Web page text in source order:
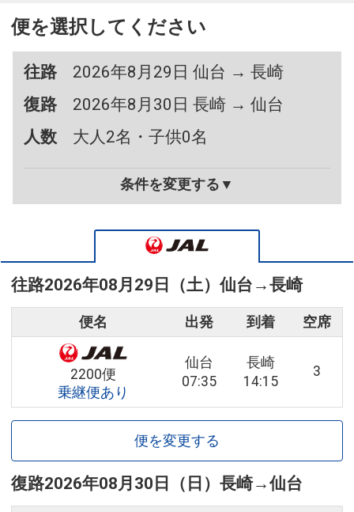
便を選択してください
往路
2026年8月29日 仙台 → 長崎
復路
2026年8月30日 長崎 → 仙台
人数
大人2名・子供0名
条件を変更する▼
往路2026年08月29日（土） 仙台 →長崎
便名 出発 到着 空席
2200便
乗継便あり
仙台
07:35
長崎
14:15
3
便を変更する
復路2026年08月30日（日） 長崎→仙台